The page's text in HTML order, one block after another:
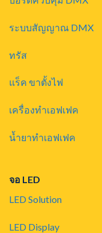
ระบบสัญญาณ DMX
ทรัส
แร็ค ขาตั้งไฟ
เครื่องทำเอฟเฟค
น้ำยาทำเอฟเฟค
จอ LED
LED Solution
LED Display